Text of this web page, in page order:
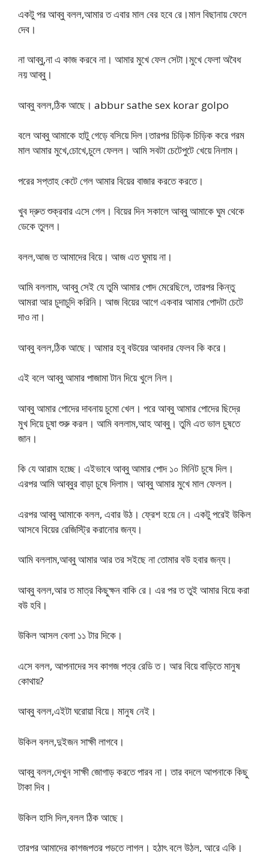
একটু পর আব্বু বলল,আমার ত এবার মাল বের হবে রে।মাল বিছানায় ফেলে
দেব।
না আব্বু,না এ কাজ করবে না। আমার মুখে ফেল সেটা।মুখে ফেলা অবৈধ
নয় আব্বু।
আব্বু বলল,ঠিক আছে। abbur sathe sex korar golpo
বলে আব্বু আমাকে হাটু গেড়ে বসিয়ে দিল।তারপর চিড়িক চিড়িক করে গরম
মাল আমার মুখে,চোখে,চুলে ফেলল। আমি সবটা চেটেপুটে খেয়ে নিলাম।
পরের সপ্তাহ কেটে গেল আমার বিয়ের বাজার করতে করতে।
খুব দ্রুত শুক্রবার এসে গেল। বিয়ের দিন সকালে আব্বু আমাকে ঘুম থেকে
ডেকে তুলল।
বলল,আজ ত আমাদের বিয়ে। আজ এত ঘুমায় না।
আমি বললাম, আব্বু সেই যে তুমি আমার পোদ মেরেছিলে, তারপর কিন্তু
আমরা আর চুদাচুদি করিনি। আজ বিয়ের আগে একবার আমার পোদটা চেটে
দাও না।
আব্বু বলল,ঠিক আছে। আমার হবু বউয়ের আবদার ফেলব কি করে।
এই বলে আব্বু আমার পাজামা টান দিয়ে খুলে নিল।
আব্বু আমার পোদের দাবনায় চুমো খেল। পরে আব্বু আমার পোদের ছিদ্রে
মুখ দিয়ে চুষা শুরু করল। আমি বললাম,আহ আব্বু। তুমি এত ভাল চুষতে
জান।
কি যে আরাম হচ্ছে। এইভাবে আব্বু আমার পোদ ১০ মিনিট চুষে দিল।
এরপর আমি আব্বুর বাড়া চুষে দিলাম। আব্বু আমার মুখে মাল ফেলল।
এরপর আব্বু আমাকে বলল, এবার উঠ। ফ্রেশ হয়ে নে। একটু পরেই উকিল
আসবে বিয়ের রেজিস্ট্রি করানোর জন্য।
আমি বললাম,আব্বু আমার আর তর সইছে না তোমার বউ হবার জন্য।
আব্বু বলল,আর ত মাত্র কিছুক্ষন বাকি রে। এর পর ত তুই আমার বিয়ে করা
বউ হবি।
উকিল আসল বেলা ১১ টার দিকে।
এসে বলল, আপনাদের সব কাগজ পত্র রেডি ত। আর বিয়ে বাড়িতে মানুষ
কোথায়?
আব্বু বলল,এইটা ঘরোয়া বিয়ে। মানুষ নেই।
উকিল বলল,দুইজন সাক্ষী লাগবে।
আব্বু বলল,দেখুন সাক্ষী জোগাড় করতে পারব না। তার বদলে আপনাকে কিছু
টাকা দিব।
উকিল হাসি দিল,বলল ঠিক আছে।
তারপর আমাদের কাগজপত্র পড়তে লাগল। হঠাৎ বলে উঠল, আরে একি।